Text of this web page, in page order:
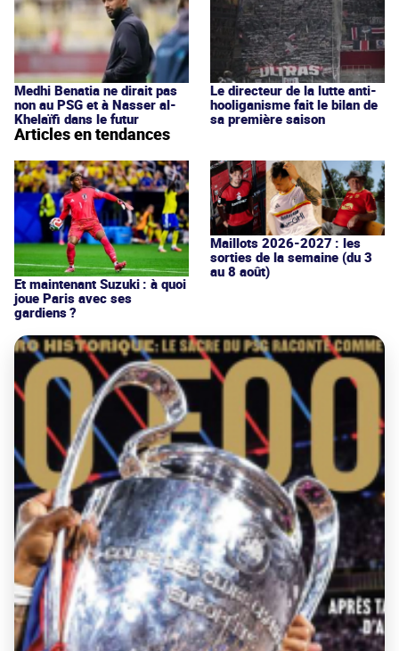
Medhi Benatia ne dirait pas
non au PSG et à Nasser al-
Khelaïfi dans le futur
Le directeur de la lutte anti-
hooliganisme fait le bilan de
sa première saison
Articles en tendances
Et maintenant Suzuki : à quoi
joue Paris avec ses
gardiens ?
Maillots 2026-2027 : les
sorties de la semaine (du 3
au 8 août)